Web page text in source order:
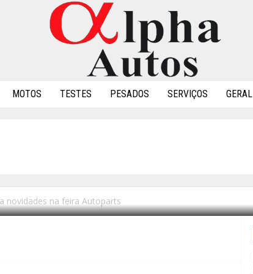
MOTOS TESTES PESADOS SERVIÇOS GERAL
novidades na feira Autoparts